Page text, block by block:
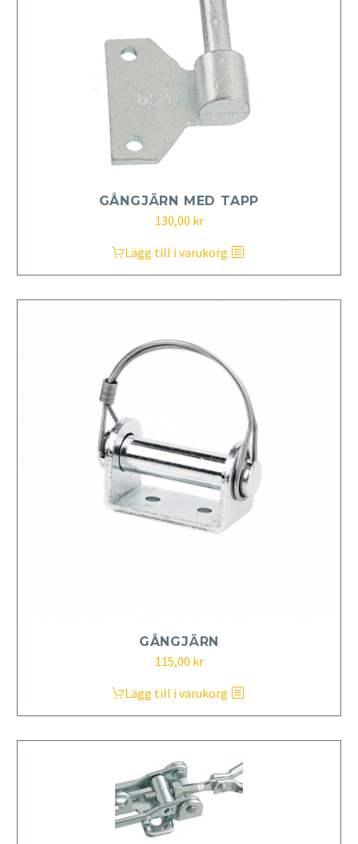
GÅNGJÄRN MED TAPP
130,00 kr
Lägg till i varukorg
GÅNGJÄRN
115,00 kr
Lägg till i varukorg